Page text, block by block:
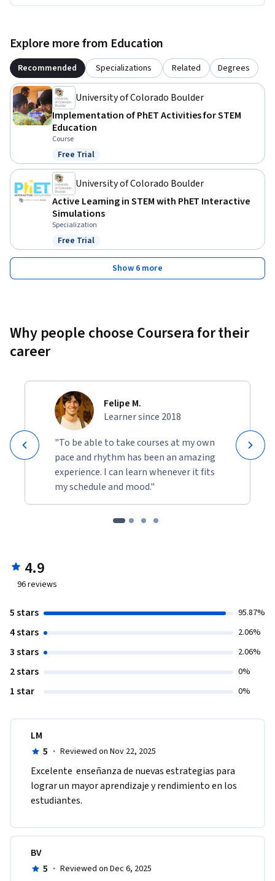
Explore more from Education
Recommended Specializations Related Degrees
University of Colorado Boulder
Implementation of PhET Activities for STEM
Education
Course
Status: Free Trial
Free Trial
University of Colorado Boulder
Active Learning in STEM with PhET Interactive
Simulations
Specialization
Status: Free Trial
Free Trial
Show 6 more
Why people choose Coursera for their
career
Felipe M.
Learner since 2018
"To be able to take courses at my own
pace and rhythm has been an amazing
experience. I can learn whenever it fits
my schedule and mood."
4.9
96reviews
5 stars 95.87%
4 stars 2.06%
3 stars 2.06%
2 stars 0%
1 star 0%
LM
5 · Reviewed on Nov 22, 2025
Excelente  enseñanza de nuevas estrategias para
lograr un mayor aprendizaje y rendimiento en los
estudiantes.
BV
5 · Reviewed on Dec 6, 2025